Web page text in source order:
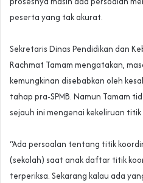
peserta yang tak akurat.
‎Sekretaris Dinas Pendidikan dan
Rachmat Tamam mengatakan,
kemungkinan disebabkan oleh
tahap pra-SPMB. Namun Tamam
sejauh ini mengenai kekeliruan
‎“Ada persoalan tentang titik
(sekolah) saat anak daftar titik
terperiksa. Sekarang kalau ada